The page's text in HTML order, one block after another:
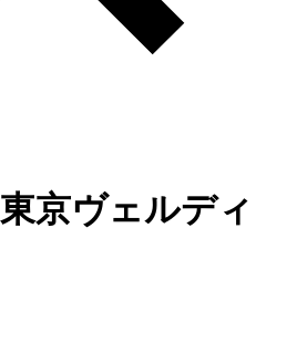
東京ヴェルディ